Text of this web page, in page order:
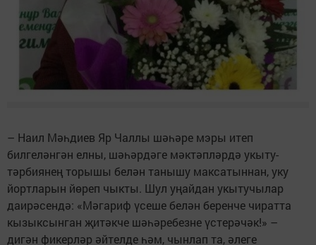
– Наил Мәһдиев Яр Чаллы шәһәре мэры итеп
билгеләнгән елны, шәһәрдәге мәктәпләрдә укыту-
тәрбиянең торышы белән танышу максатыннан, уку
йортларын йөреп чыкты. Шул уңайдан укытучылар
даирәсендә: «Мәгариф үсеше белән беренче чиратта
кызыксынган җитәкче шәһәребезне үстерәчәк!» –
дигән фикерләр әйтелде һәм, чынлап та, әлеге